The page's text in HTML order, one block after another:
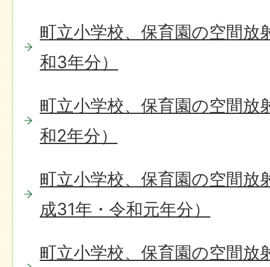
町立小学校、保育園の空間放
和3年分）
町立小学校、保育園の空間放
和2年分）
町立小学校、保育園の空間放
成31年・令和元年分）
町立小学校、保育園の空間放